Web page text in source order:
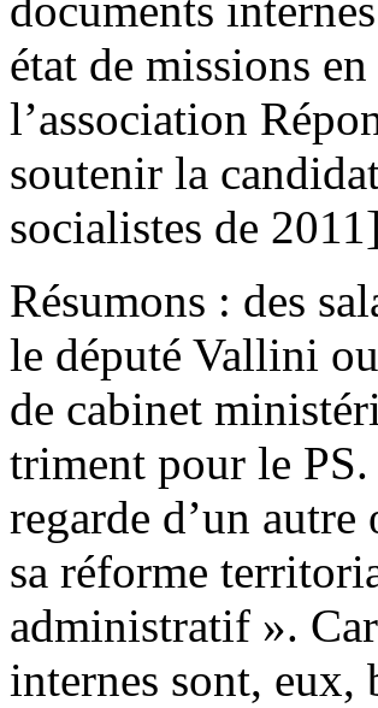
documents
état de missions
l’association
soutenir la
socialistes de
Résumons : des
le député Vallini
de cabinet
triment pour le
regarde d’un
sa réforme
administratif ».
internes sont, eux,